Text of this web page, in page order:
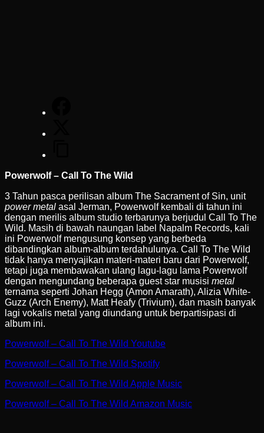
Powerwolf – Call To The Wild
3 Tahun pasca perilisan album The Sacrament of Sin, unit
power metal asal Jerman, Powerwolf kembali di tahun ini
dengan merilis album studio terbarunya berjudul Call To The
Wild. Masih di bawah naungan label Napalm Records, kali
ini Powerwolf mengusung konsep yang berbeda
dibandingkan album-album terdahulunya. Call To The Wild
tidak hanya menyajikan materi-materi baru dari Powerwolf,
tetapi juga membawakan ulang lagu-lagu lama Powerwolf
dengan mengundang beberapa guest star musisi metal
ternama seperti Johan Hegg (Amon Amarath), Alizia White-
Guzz (Arch Enemy), Matt Heafy (Trivium), dan masih banyak
lagi vokalis metal yang diundang untuk berpartisipasi di
album ini.
Powerwolf – Call To The Wild Youtube
Powerwolf – Call To The Wild Spotify
Powerwolf – Call To The Wild Apple Music
Powerwolf – Call To The Wild Amazon Music